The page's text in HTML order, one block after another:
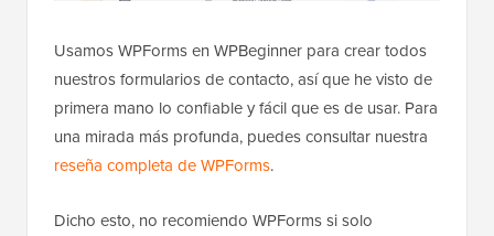
Usamos WPForms en WPBeginner para crear todos
nuestros formularios de contacto, así que he visto de
primera mano lo confiable y fácil que es de usar. Para
una mirada más profunda, puedes consultar nuestra
reseña completa de WPForms.
Dicho esto, no recomiendo WPForms si solo